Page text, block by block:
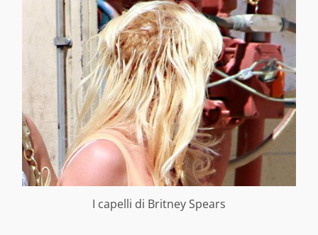
I capelli di Britney Spears